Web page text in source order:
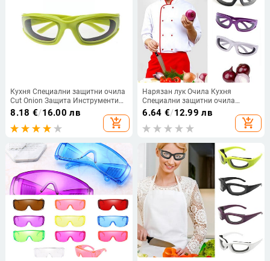
Кухня Специални защитни очила
Cut Onion Защита Инструменти
Протектор Барбекю Готвене Очи
Аксесоари Очила Защитни U8L7
8.18 €/16.00 лв
add_shopping_cart
Нарязан лук Очила Кухня
Специални защитни очила
Пластмасови предпазни
барбекю Готвене Протектор за
очи Кухненски джаджи
6.64 €/12.99 лв
add_shopping_cart